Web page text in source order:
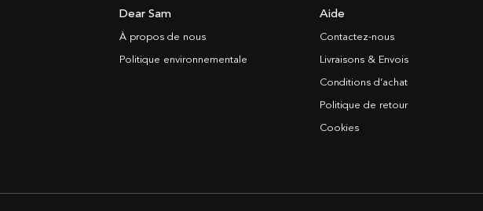
Dear Sam
À propos de nous
Politique environnementale
Aide
Contactez-nous
Livraisons & Envois
Conditions d’achat
Politique de retour
Cookies